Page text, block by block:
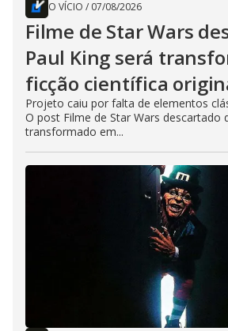
O VÍCIO / 07/08/2026
Filme de Star Wars
Paul King será
ficção científica
Projeto caiu por falta de elementos
O post Filme de Star Wars descartado
transformado em...